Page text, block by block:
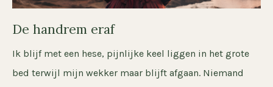
De handrem eraf
Ik blijf met een hese, pijnlijke keel liggen in het grote
bed terwijl mijn wekker maar blijft afgaan. Niemand